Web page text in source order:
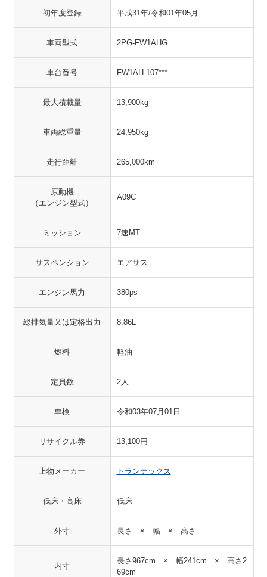
初年度登録 平成31年/令和01年05月
車両型式 2PG-FW1AHG
車台番号 FW1AH-107***
最大積載量 13,900kg
車両総重量 24,950kg
走行距離 265,000km
原動機
（エンジン型式）
A09C
ミッション 7速MT
サスペンション エアサス
エンジン馬力 380ps
総排気量又は定格出力 8.86L
燃料 軽油
定員数 2人
車検 令和03年07月01日
リサイクル券 13,100円
上物メーカー トランテックス
低床・高床 低床
外寸 長さ × 幅 × 高さ
内寸
長さ967cm × 幅241cm × 高さ2
69cm